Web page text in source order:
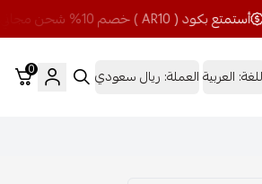
أستمتع بكود ( AR10 ) خصم 10% شحن مجاني للمشتريات فوق 350 ريال
العربيةالعملة: ريال سعودي 0